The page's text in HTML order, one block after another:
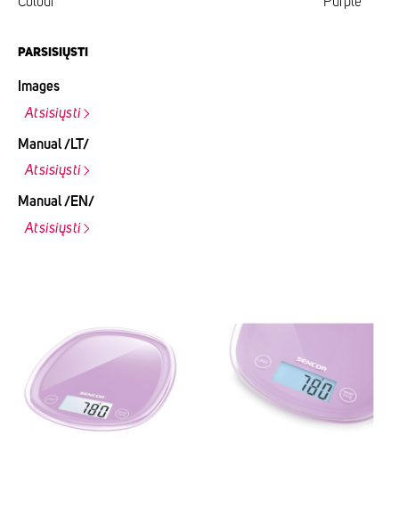
PARSISIŲSTI
Images
Atsisiųsti
Manual /LT/
Atsisiųsti
Manual /EN/
Atsisiųsti